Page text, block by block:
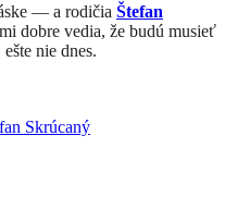
— a rodičia Štefan
dobre vedia, že budú musieť
nie dnes.
Skrúcaný